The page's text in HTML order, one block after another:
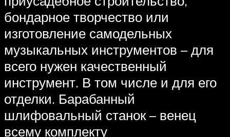
бондарное творчество или
изготовление самодельных
музыкальных инструментов – для
всего нужен качественный
инструмент. В том числе и для его
отделки. Барабанный
шлифовальный станок – венец
всему комплекту